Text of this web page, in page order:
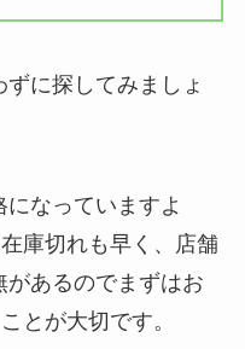
に探してみましょ
なっていますよ
庫切れも早く、店舗
あるのでまずはお
とが大切です。